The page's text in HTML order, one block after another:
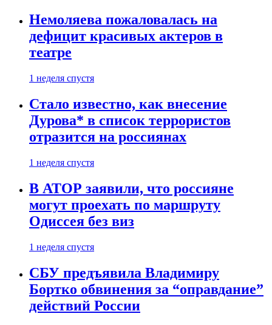
Немоляева пожаловалась на
дефицит красивых актеров в
театре
1 неделя спустя
Стало известно, как внесение
Дурова* в список террористов
отразится на россиянах
1 неделя спустя
В АТОР заявили, что россияне
могут проехать по маршруту
Одиссея без виз
1 неделя спустя
СБУ предъявила Владимиру
Бортко обвинения за “оправдание”
действий России